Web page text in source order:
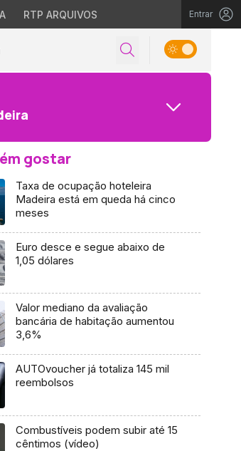
RTP ARQUIVOS Entrar
gostar
Taxa de ocupação hoteleira
Madeira está em queda há cinco
meses
Euro desce e segue abaixo de
1,05 dólares
Valor mediano da avaliação
bancária de habitação aumentou
3,6%
AUTOvoucher já totaliza 145 mil
reembolsos
Combustíveis podem subir até 15
cêntimos (vídeo)